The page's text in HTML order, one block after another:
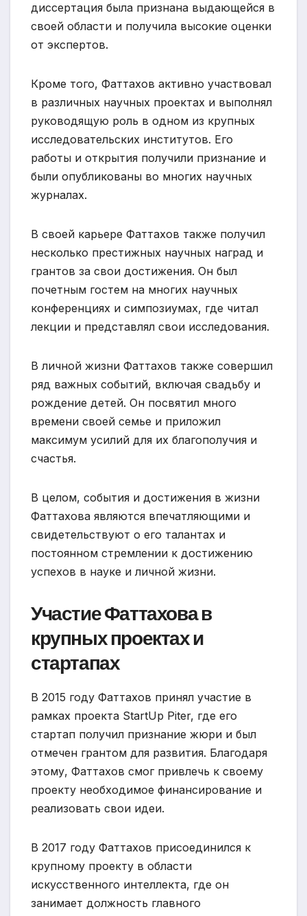
диссертация была признана выдающейся в
своей области и получила высокие оценки
от экспертов.
Кроме того, Фаттахов активно участвовал
в различных научных проектах и выполнял
руководящую роль в одном из крупных
исследовательских институтов. Его
работы и открытия получили признание и
были опубликованы во многих научных
журналах.
В своей карьере Фаттахов также получил
несколько престижных научных наград и
грантов за свои достижения. Он был
почетным гостем на многих научных
конференциях и симпозиумах, где читал
лекции и представлял свои исследования.
В личной жизни Фаттахов также совершил
ряд важных событий, включая свадьбу и
рождение детей. Он посвятил много
времени своей семье и приложил
максимум усилий для их благополучия и
счастья.
В целом, события и достижения в жизни
Фаттахова являются впечатляющими и
свидетельствуют о его талантах и
постоянном стремлении к достижению
успехов в науке и личной жизни.
Участие Фаттахова в
крупных проектах и
стартапах
В 2015 году Фаттахов принял участие в
рамках проекта StartUp Piter, где его
стартап получил признание жюри и был
отмечен грантом для развития. Благодаря
этому, Фаттахов смог привлечь к своему
проекту необходимое финансирование и
реализовать свои идеи.
В 2017 году Фаттахов присоединился к
крупному проекту в области
искусственного интеллекта, где он
занимает должность главного